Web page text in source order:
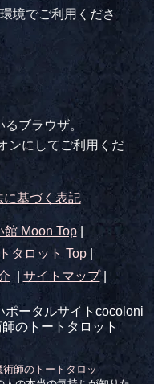
境でご利用くださ
るブラウザ。
ンにしてご利用くだ
基づく表記
Moon Top|
タロット Top|
サイトマップ|
ポータルサイトcocoloni
のトートタロット
術師のトートタロッ